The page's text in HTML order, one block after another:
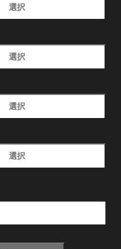
選択
選択
選択
選択